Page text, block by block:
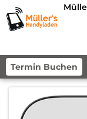
Termin Buchen